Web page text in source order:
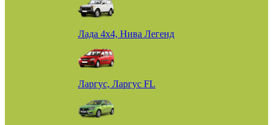
Лада 4х4, Нива Легенд
Ларгус, Ларгус FL